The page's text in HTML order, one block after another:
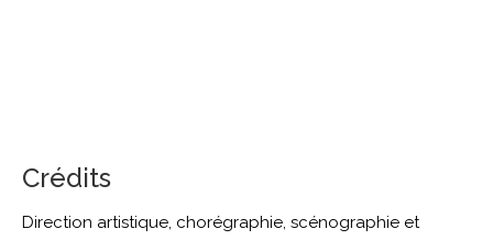
Crédits
Direction artistique, chorégraphie, scénographie et